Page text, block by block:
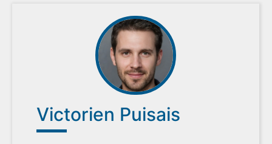
Victorien Puisais